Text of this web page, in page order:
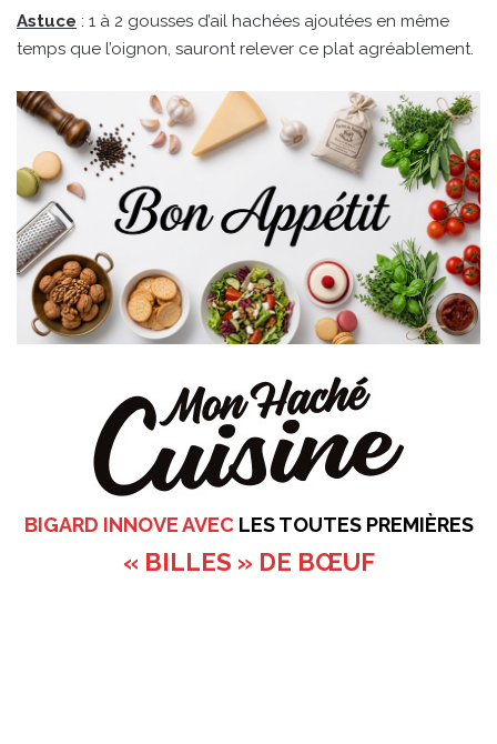
Astuce : 1 à 2 gousses d’ail hachées ajoutées en même
temps que l’oignon, sauront relever ce plat agréablement.
BIGARD INNOVE AVECLES TOUTES PREMIÈRES
« BILLES » DE BŒUF